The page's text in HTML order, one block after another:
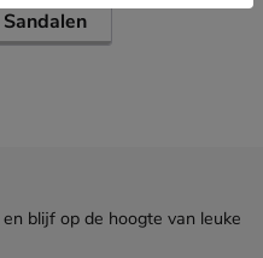
Sandalen
en blijf op de hoogte van leuke